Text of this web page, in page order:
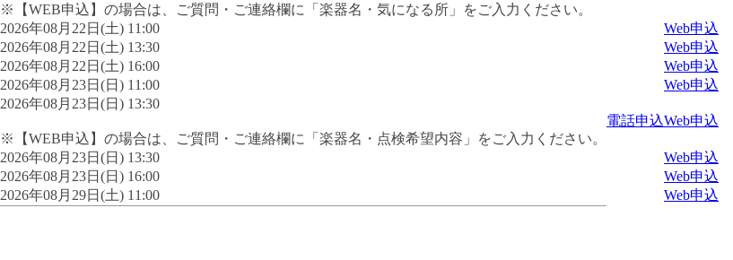
※【WEB申込】の場合は、ご質問・ご連絡欄に「楽器名・気になる所」をご入力ください。
2026年08月22日(土) 11:00
Web申込
2026年08月22日(土) 13:30
Web申込
2026年08月22日(土) 16:00
Web申込
2026年08月23日(日) 11:00 Web申込
2026年08月23日(日) 13:30
※【WEB申込】の場合は、ご質問・ご連絡欄に「楽器名・点検希望内容」をご入力ください。
電話申込Web申込
2026年08月23日(日) 13:30
Web申込
2026年08月23日(日) 16:00
Web申込
2026年08月29日(土) 11:00 Web申込